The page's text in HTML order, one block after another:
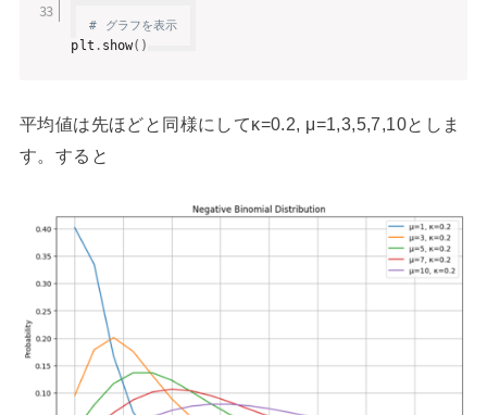
# グラフを表示
plt . show( )
平均値は先ほどと同様にしてκ=0.2, μ=1,3,5,7,10としま
す。すると